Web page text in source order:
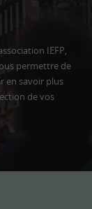
IEFP,
permettre de
en savoir plus
de vos